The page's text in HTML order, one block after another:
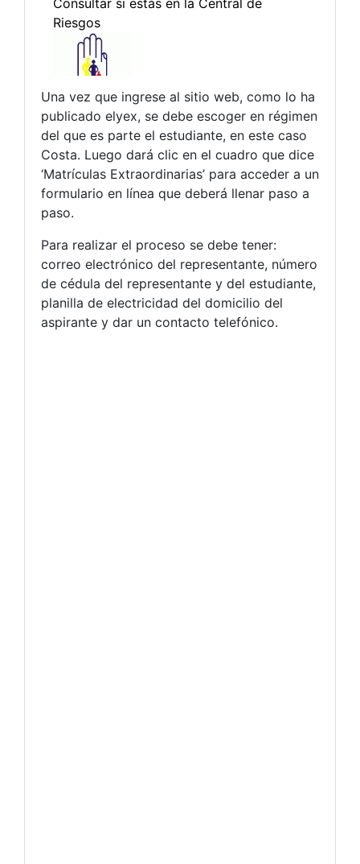
Una vez que ingrese al sitio web, como lo ha
publicado elyex, se debe escoger en régimen
del que es parte el estudiante, en este caso
Costa. Luego dará clic en el cuadro que dice
‘Matrículas Extraordinarias’ para acceder a un
formulario en línea que deberá llenar paso a
paso.
Para realizar el proceso se debe tener:
correo electrónico del representante, número
de cédula del representante y del estudiante,
planilla de electricidad del domicilio del
aspirante y dar un contacto telefónico.